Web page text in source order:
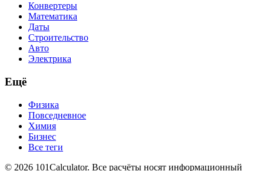
Конвертеры
Математика
Даты
Строительство
Авто
Электрика
Ещё
Физика
Повседневное
Химия
Бизнес
Все теги
© 2026 101Calculator. Все расчёты носят информационный